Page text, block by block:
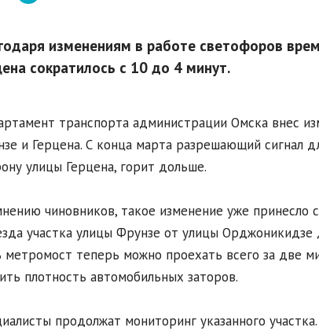
изменениям в работе светофоров
сократилось с 10 до 4 минут.
транспорта администрации Омска внес
и Герцена. С конца марта разрешающий сигнал
улицы Герцена, горит дольше.
чиновников, такое изменение уже принесло
участка улицы Фрунзе от улицы
метромост теперь можно проехать всего за две
плотность автомобильных заторов.
продолжат мониторинг указанного